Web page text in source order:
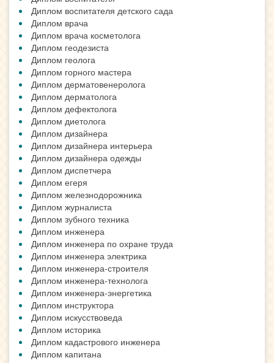
Диплом воспитателя детского сада
Диплом врача
Диплом врача косметолога
Диплом геодезиста
Диплом геолога
Диплом горного мастера
Диплом дерматовенеролога
Диплом дерматолога
Диплом дефектолога
Диплом диетолога
Диплом дизайнера
Диплом дизайнера интерьера
Диплом дизайнера одежды
Диплом диспетчера
Диплом егеря
Диплом железнодорожника
Диплом журналиста
Диплом зубного техника
Диплом инженера
Диплом инженера по охране труда
Диплом инженера электрика
Диплом инженера-строителя
Диплом инженера-технолога
Диплом инженера-энергетика
Диплом инструктора
Диплом искусствоведа
Диплом историка
Диплом кадастрового инженера
Диплом капитана